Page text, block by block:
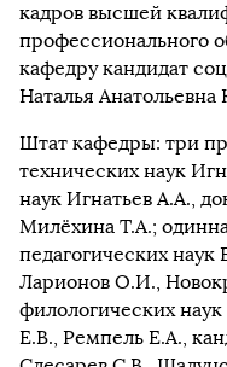
кадров высшей
профессионального
кафедру кандидат
Наталья Анатольевна
Штат кафедры: три
технических наук
наук Игнатьев А.А.,
Милёхина Т.А.;
педагогических
Ларионов О.И.,
филологических
Е.В., Ремпель Е.А.,